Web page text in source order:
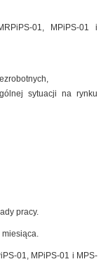
01, MPiPS-01 i
sytuacji na rynku
pracy.
miesiąca.
01, MPiPS-01 i MPS-